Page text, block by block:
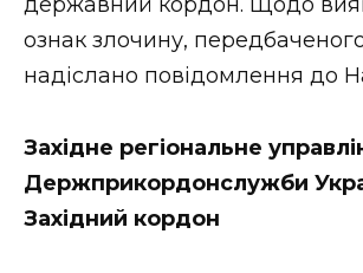
ознак злочину,
надіслано повідомлення до
Західне регіональне
Держприкордонслужби
Західний кордон